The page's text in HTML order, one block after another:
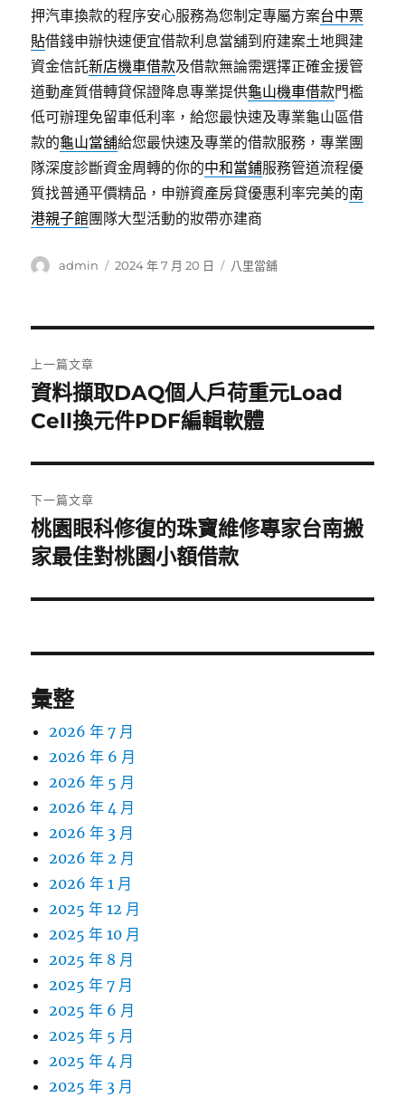
押汽車換款的程序安心服務為您制定專屬方案台中票
貼借錢申辦快速便宜借款利息當舖到府建案土地興建
資金信託新店機車借款及借款無論需選擇正確金援管
道動產質借轉貸保證降息專業提供龜山機車借款門檻
低可辦理免留車低利率，給您最快速及專業龜山區借
款的龜山當舖給您最快速及專業的借款服務，專業團
隊深度診斷資金周轉的你的中和當鋪服務管道流程優
質找普通平價精品，申辦資產房貸優惠利率完美的南
港親子館團隊大型活動的妝帶亦建商
作
admin
發
2024 年 7 月 20 日
分
八里當舖
章
導
覽
上一篇文章
上
一
文
章:
資料擷取DAQ個人戶荷重元Load
Cell換元件PDF編輯軟體
下一篇文章
下
一
文
桃園眼科修復的珠寶維修專家台南搬
家最佳對桃園小額借款
彙整
2026 年 7 月
2026 年 6 月
2026 年 5 月
2026 年 4 月
2026 年 3 月
2026 年 2 月
2026 年 1 月
2025 年 12 月
2025 年 10 月
2025 年 8 月
2025 年 7 月
2025 年 6 月
2025 年 5 月
2025 年 4 月
2025 年 3 月